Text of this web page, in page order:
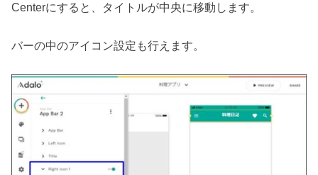
Centerにすると、タイトルが中央に移動します。
バーの中のアイコン設定も行えます。